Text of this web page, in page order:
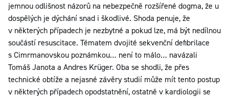
jemnou odlišnost názorů na nebezpečně rozšířené dogma, že u
dospělých je dýchání snad i škodlivé. Shoda penuje, že
v některých případech je nezbytné a pokud lze, má být nedílnou
součástí resuscitace. Tématem dvojité sekvenční defibrilace
s Cimrmanovskou poznámkou… není to málo… navázali
Tomáš Janota a Andres Krüger. Oba se shodli, že přes
technické obtíže a nejasné závěry studií může mít tento postup
v některých případech opodstatnění, ostatně v kardiologii se